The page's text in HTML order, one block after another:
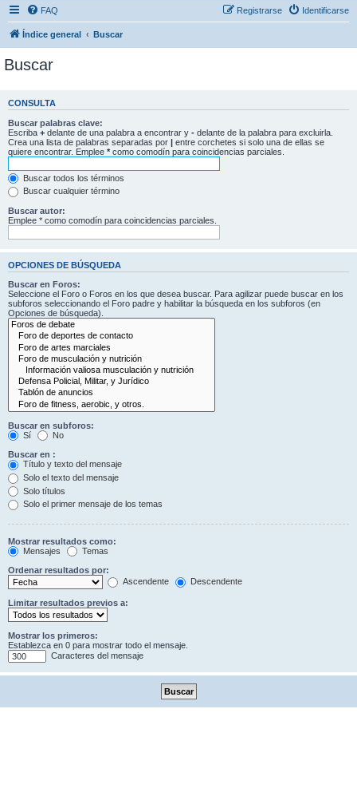
FAQ Identificarse
Registrarse
Índice general Buscar
Buscar
CONSULTA
Buscar palabras clave:
Escriba + delante de una palabra a encontrar y - delante de la palabra para excluirla.
Crea una lista de palabras separadas por | entre corchetes si solo una de ellas se
quiere encontrar. Emplee * como comodín para coincidencias parciales.
Buscar todos los términos
Buscar cualquier término
Buscar autor:
Emplee * como comodín para coincidencias parciales.
OPCIONES DE BÚSQUEDA
Buscar en Foros:
Seleccione el Foro o Foros en los que desea buscar. Para agilizar puede buscar en los
subforos seleccionando el Foro padre y habilitar la búsqueda en los subforos (en
Opciones de búsqueda).
Buscar en subforos:
Sí
No
Buscar en :
Título y texto del mensaje
Solo el texto del mensaje
Solo títulos
Solo el primer mensaje de los temas
Mostrar resultados como:
Mensajes
Temas
Ordenar resultados por:
Ascendente
Descendente
Limitar resultados previos a:
Mostrar los primeros:
Establezca en 0 para mostrar todo el mensaje.
Caracteres del mensaje